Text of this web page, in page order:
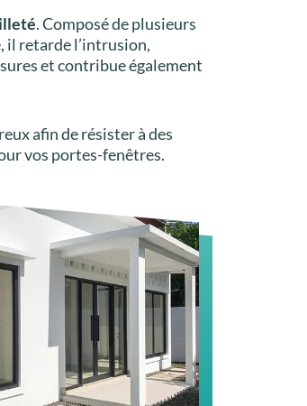
. Composé de plusieurs
il retarde l’intrusion,
et contribue également
afin de résister à des
vos portes-fenêtres.